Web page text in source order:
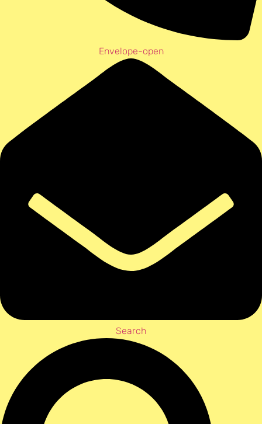
Envelope-open
Search